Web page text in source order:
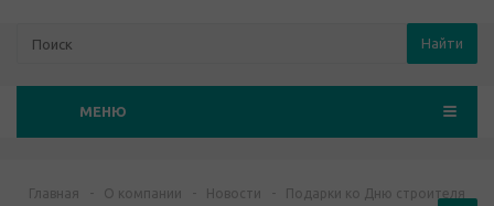
Найти
МЕНЮ
Главная - О компании - Новости - Подарки ко Дню строителя